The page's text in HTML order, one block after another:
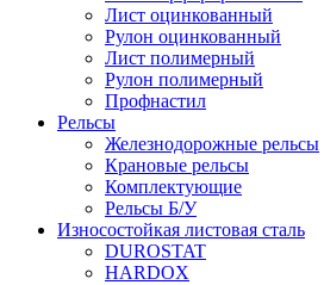
Лист оцинкованный
Рулон оцинкованный
Лист полимерный
Рулон полимерный
Профнастил
Рельсы
Железнодорожные рельсы
Крановые рельсы
Комплектующие
Рельсы Б/У
Износостойкая листовая сталь
DUROSTAT
HARDOX